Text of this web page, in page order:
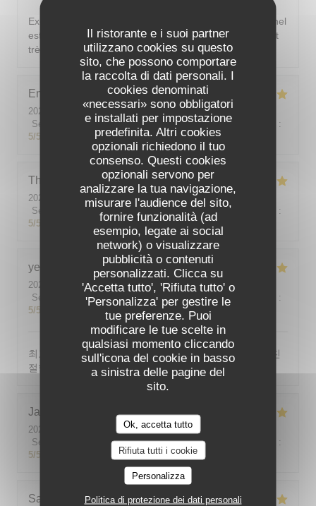
Il ristorante e i suoi partner
utilizzano cookies su questo
sito, che possono comportare
la raccolta di dati personali. I
cookies denominati
«necessari» sono obbligatori
e installati per impostazione
predefinita. Altri cookies
opzionali richiedono il tuo
consenso. Questi cookies
opzionali servono per
analizzare la tua navigazione,
misurare l'audience del sito,
fornire funzionalità (ad
esempio, legate ai social
network) o visualizzare
pubblicità o contenuti
personalizzati. Clicca su
'Accetta tutto', 'Rifiuta tutto' o
'Personalizza' per gestire le
tue preferenze. Puoi
modificare le tue scelte in
qualsiasi momento cliccando
sull'icona del cookie in basso
a sinistra delle pagine del
sito.
Ok, accetta tutto
Rifiuta tutti i cookie
Personalizza
Politica di protezione dei dati personali
Excellent ! Tout est délicieux, bien présentés, le personnel
est vraiment au top : accueillant, souriant, attentionné et
très professionnel. Je recommande sans hésiter !
Emilie
2026-08-05
- 20:30 - Ospiti 2
Servizio
/5 Atmosfera: 5/5 Cucina: 5/5 Qualità / Prezzo
:
5/5
Theo
2026-08-01
- 19:00 - Ospiti 2
Servizio
Atmosfera Cucina: 5 /5 Qualità / Prezzo
:
5/5
yeonghun
2026-08-03
- 19:00 - Ospiti 4
Servizio
/5 Atmosfera: 5/5 Cucina: 5/5 Qualità / Prezzo
:
5/5
최고의 분위기, 최고의 맛, 프랑스어가 서툴지만 서버가 친
절함
Jackie
2026-07-31
- 19:00 - Ospiti 2
Servizio
Atmosfera: 5/5 Cucina: 5/5
:
5/5
Sabine